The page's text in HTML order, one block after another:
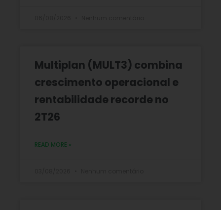
Multiplan (MULT3) combina
crescimento operacional e
rentabilidade recorde no
2T26
READ MORE »